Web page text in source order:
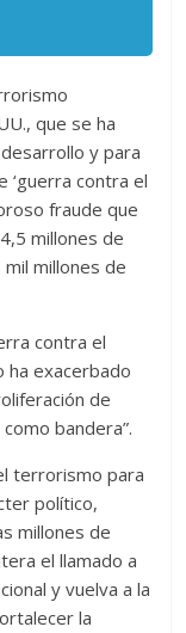
que se ha
y para
‘guerra contra el
fraude que
millones de
millones de
contra el
ha exacerbado
de
bandera”.
terrorismo para
político,
millones de
el llamado a
y vuelva a la
la